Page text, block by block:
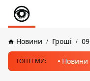
Новини Гроші
ТОПТЕМИ: Новини